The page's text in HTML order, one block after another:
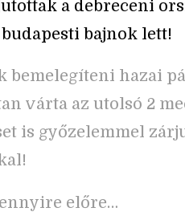
a debreceni
bajnok lett!
bemelegíteni hazai
várta az utolsó 2
is győzelemmel
előre…